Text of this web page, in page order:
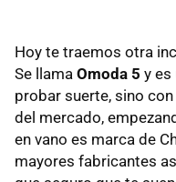
Hoy te traemos otra
Se llama Omoda 5 y es
probar suerte, sino
del mercado,
en vano es marca de
mayores fabricantes